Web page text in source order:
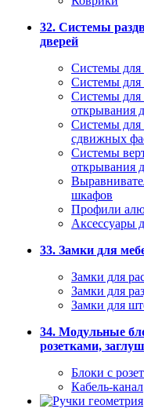
32. Системы
дверей
Системы для
Системы для
Системы для
открывания
Системы для
сдвижных
Системы
открывания
шкафов
Профили
Аксессуары
33. Замки для
Замки для
Замки для
Замки для
34. Модульные
розетками,
Блоки с
Кабель-канал